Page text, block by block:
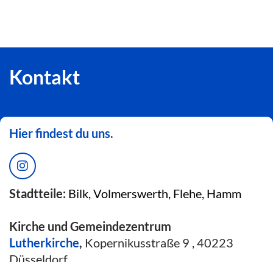
Kontakt
Hier findest du uns.
Stadtteile: Bilk, Volmerswerth, Flehe, Hamm
Kirche und Gemeindezentrum
Lutherkirche, Kopernikusstraße 9 , 40223
Düsseldorf